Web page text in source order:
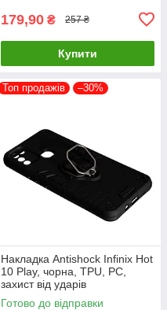
179,90 ₴ 257 ₴
Купити
Топ продажів –30%
Накладка Antishock Infinix Hot
10 Play, чорна, TPU, PC,
захист від ударів
Готово до відправки